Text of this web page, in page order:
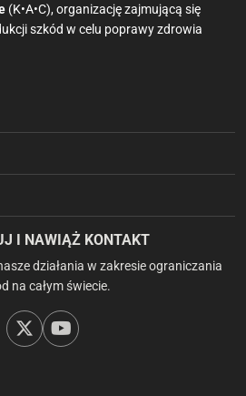
(K•A•C), organizację zajmującą się
szkód w celu poprawy zdrowia
I NAWIĄŻ KONTAKT
działania w zakresie ograniczania
na całym świecie.